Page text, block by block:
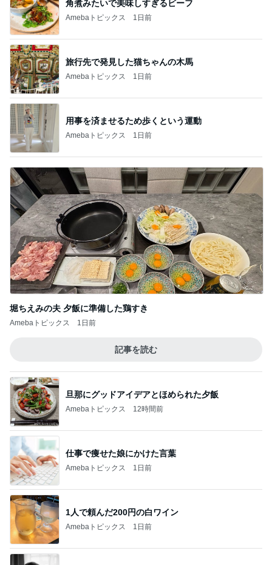
角煮みたいで美味しすぎるビーフ
Amebaトピックス 1日前
旅行先で発見した猫ちゃんの木馬
Amebaトピックス 1日前
用事を済ませるため歩くという運動
Amebaトピックス 1日前
堀ちえみの夫 夕飯に準備した鶏すき
Amebaトピックス 1日前
記事を読む
旦那にグッドアイデアとほめられた夕飯
Amebaトピックス 12時間前
仕事で痩せた娘にかけた言葉
Amebaトピックス 1日前
1人で頼んだ200円の白ワイン
Amebaトピックス 1日前